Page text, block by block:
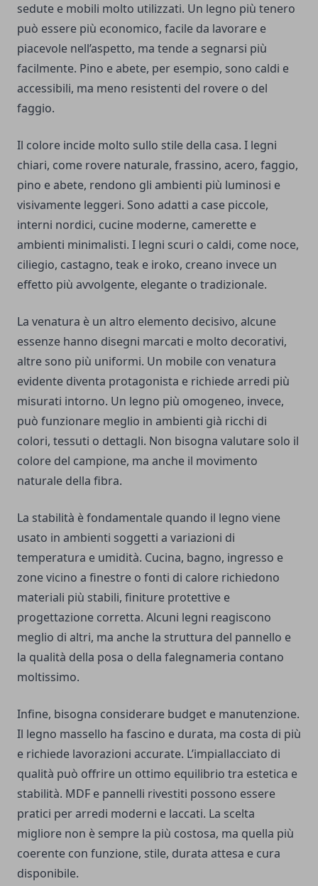
sedute e mobili molto utilizzati. Un legno più tenero
può essere più economico, facile da lavorare e
piacevole nell’aspetto, ma tende a segnarsi più
facilmente. Pino e abete, per esempio, sono caldi e
accessibili, ma meno resistenti del rovere o del
faggio.
Il colore incide molto sullo stile della casa. I legni
chiari, come rovere naturale, frassino, acero, faggio,
pino e abete, rendono gli ambienti più luminosi e
visivamente leggeri. Sono adatti a case piccole,
interni nordici, cucine moderne, camerette e
ambienti minimalisti. I legni scuri o caldi, come noce,
ciliegio, castagno, teak e iroko, creano invece un
effetto più avvolgente, elegante o tradizionale.
La venatura è un altro elemento decisivo, alcune
essenze hanno disegni marcati e molto decorativi,
altre sono più uniformi. Un mobile con venatura
evidente diventa protagonista e richiede arredi più
misurati intorno. Un legno più omogeneo, invece,
può funzionare meglio in ambienti già ricchi di
colori, tessuti o dettagli. Non bisogna valutare solo il
colore del campione, ma anche il movimento
naturale della fibra.
La stabilità è fondamentale quando il legno viene
usato in ambienti soggetti a variazioni di
temperatura e umidità. Cucina, bagno, ingresso e
zone vicino a finestre o fonti di calore richiedono
materiali più stabili, finiture protettive e
progettazione corretta. Alcuni legni reagiscono
meglio di altri, ma anche la struttura del pannello e
la qualità della posa o della falegnameria contano
moltissimo.
Infine, bisogna considerare budget e manutenzione.
Il legno massello ha fascino e durata, ma costa di più
e richiede lavorazioni accurate. L’impiallacciato di
qualità può offrire un ottimo equilibrio tra estetica e
stabilità. MDF e pannelli rivestiti possono essere
pratici per arredi moderni e laccati. La scelta
migliore non è sempre la più costosa, ma quella più
coerente con funzione, stile, durata attesa e cura
disponibile.